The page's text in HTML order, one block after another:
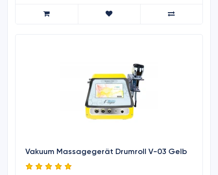
Vakuum Massagegerät Drumroll V-03 Gelb